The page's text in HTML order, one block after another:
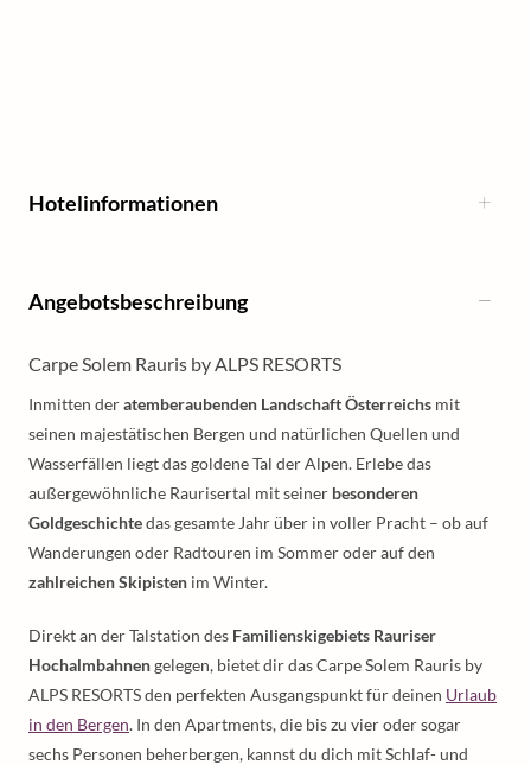
Hotelinformationen
Angebotsbeschreibung
Carpe Solem Rauris by ALPS RESORTS
Inmitten deratemberaubenden Landschaft Österreichs mit
seinen majestätischen Bergen und natürlichen Quellen und
Wasserfällen liegt das goldene Tal der Alpen. Erlebe das
außergewöhnliche Raurisertal mit seiner besonderen
Goldgeschichtedas gesamte Jahr über in voller Pracht – ob auf
Wanderungen oder Radtouren im Sommer oder auf den
zahlreichen Skipisten im Winter.
Direkt an der Talstation des Familienskigebiets Rauriser
Hochalmbahnengelegen, bietet dir das Carpe Solem Rauris by
ALPS RESORTS den perfekten Ausgangspunkt für deinen Urlaub
in den Bergen. In den Apartments, die bis zu vier oder sogar
sechs Personen beherbergen, kannst du dich mit Schlaf- und